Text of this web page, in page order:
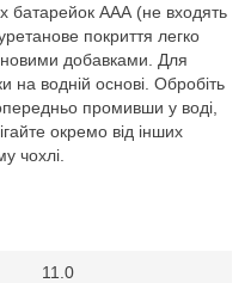
батарейок ААА (не входять
покриття легко
добавками. Для
на водній основі. Обробіть
промивши у воді,
окремо від інших
чохлі.
11.0